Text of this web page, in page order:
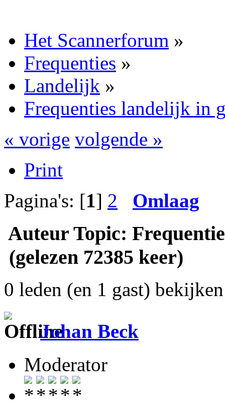
Het Scannerforum »
Frequenties »
Landelijk »
Frequenties landelijk in
« vorige volgende »
Print
Pagina's: [1] 2 Omlaag
Auteur Topic:
(gelezen 72385 keer)
0 leden (en 1 gast)
Johan Beck
Moderator